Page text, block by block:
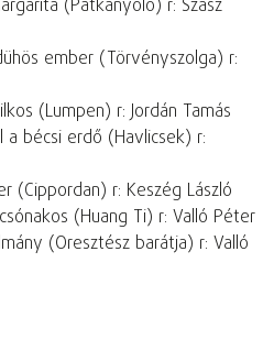
(Patkányölő) r: Szász
ember (Törvényszolga) r:
(Lumpen) r: Jordán Tamás
bécsi erdő (Havlicsek) r:
(Cippordan) r: Keszég László
(Huang Ti) r: Valló Péter
(Oresztész barátja) r: Valló